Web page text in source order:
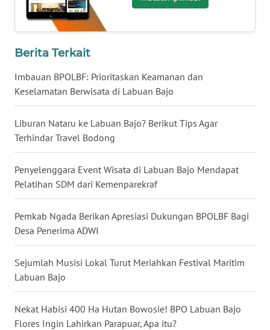
Berita Terkait
Imbauan BPOLBF: Prioritaskan Keamanan dan
Keselamatan Berwisata di Labuan Bajo
Liburan Nataru ke Labuan Bajo? Berikut Tips Agar
Terhindar Travel Bodong
Penyelenggara Event Wisata di Labuan Bajo Mendapat
Pelatihan SDM dari Kemenparekraf
Pemkab Ngada Berikan Apresiasi Dukungan BPOLBF Bagi
Desa Penerima ADWI
Sejumlah Musisi Lokal Turut Meriahkan Festival Maritim
Labuan Bajo
Nekat Habisi 400 Ha Hutan Bowosie! BPO Labuan Bajo
Flores Ingin Lahirkan Parapuar, Apa itu?
WN
WN
NUSANTARA
WN
JOGJA
WN
JATIM
BALI
KALBAR
KALTENG